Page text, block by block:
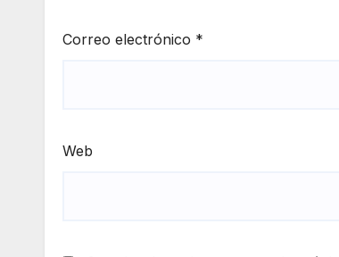
Correo electrónico *
Web